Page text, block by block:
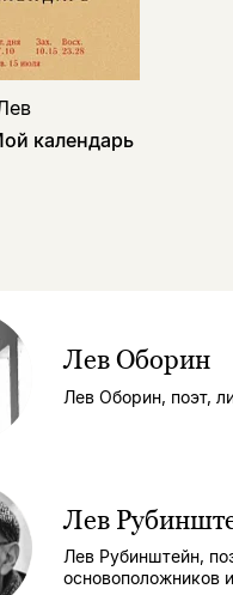
календарь
Лев Оборин
Лев Оборин, поэт,
Лев
Лев Рубинштейн,
основоположников